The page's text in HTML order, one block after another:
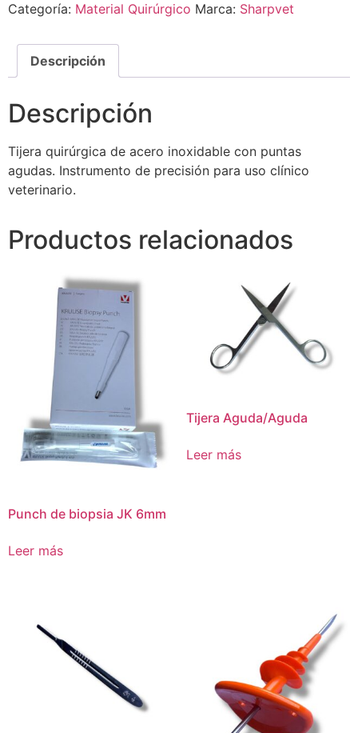
Categoría: Material Quirúrgico Marca: Sharpvet
Descripción
Descripción
Tijera quirúrgica de acero inoxidable con puntas
agudas. Instrumento de precisión para uso clínico
veterinario.
Productos relacionados
Punch de biopsia JK 6mm
Leer más
Tijera Aguda/Aguda
Leer más